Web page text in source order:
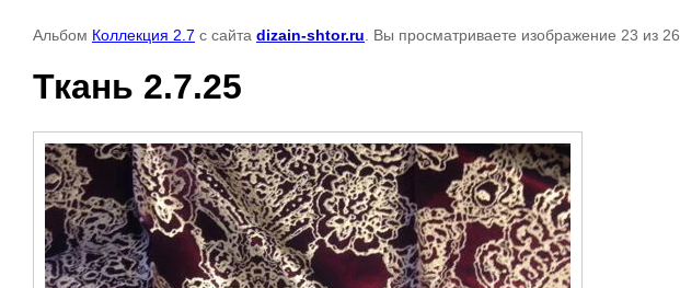
Альбом Коллекция 2.7 с сайта dizain-shtor.ru . Вы просматриваете изображение 23 из 26
Ткань 2.7.25